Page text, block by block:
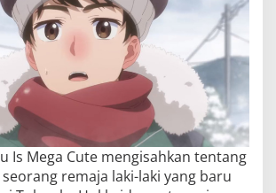
Is Mega Cute mengisahkan tentang
seorang remaja laki-laki yang baru